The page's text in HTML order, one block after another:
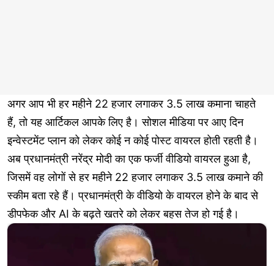
अगर आप भी हर महीने 22 हजार लगाकर 3.5 लाख कमाना चाहते
हैं, तो यह आर्टिकल आपके लिए है। सोशल मीडिया पर आए दिन
इन्वेस्टमेंट प्लान को लेकर कोई न कोई पोस्ट वायरल होती रहती है।
अब प्रधानमंत्री नरेंद्र मोदी का एक फर्जी वीडियो वायरल हुआ है,
जिसमें वह लोगों से हर महीने 22 हजार लगाकर 3.5 लाख कमाने की
स्कीम बता रहे हैं। प्रधानमंत्री के वीडियो के वायरल होने के बाद से
डीपफेक और AI के बढ़ते खतरे को लेकर बहस तेज हो गई है।